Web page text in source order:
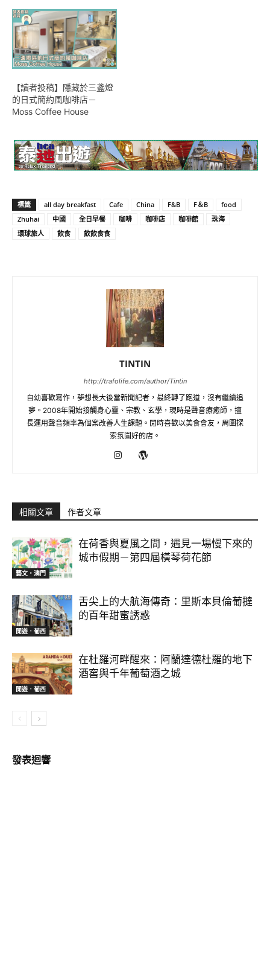
【讀者投稿】隱藏於三盞燈
的日式簡約風咖啡店－
Moss Coffee House
標籤 all day breakfast Cafe China F&B F＆B
food
Zhuhai
中國 全日早餐 咖啡 咖啡店 咖啡館
珠海
環球旅人
飲食 飲飲食食
TINTIN
http://trafolife.com/author/Tintin
自幼喜歡寫作，夢想長大後當新聞記者，最終轉了跑道，沒有繼續追
夢。2008年開始接觸身心靈、宗教、玄學，現時是聲音療癒師，擅
長運用聲音頻率為個案改善人生課題。閒時喜歡以美食會友，周圍探
索氛圍好的店。
相關文章 作者文章
藝文‧澳門
在荷香與夏風之間，遇見一場慢下來的
城市假期－第四屆橫琴荷花節
閒遊．葡西
舌尖上的大航海傳奇：里斯本貝倫葡撻
的百年甜蜜誘惑
閒遊．葡西
在杜羅河畔醒來：阿蘭達德杜羅的地下
酒窖與千年葡萄酒之城
發表迴響